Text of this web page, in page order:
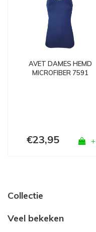
AVET DAMES HEMD
MICROFIBER 7591
€23,95 +
Collectie
Veel bekeken